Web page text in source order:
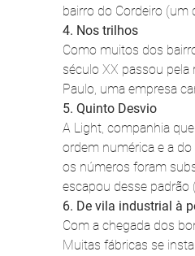
bairro do Cordeiro (um
4. Nos trilhos
Como muitos dos
século XX passou pela
Paulo, uma empresa
5. Quinto Desvio
A Light, companhia
ordem numérica e a
os números foram
escapou desse padrão
6. De vila industrial à
Com a chegada dos
Muitas fábricas se